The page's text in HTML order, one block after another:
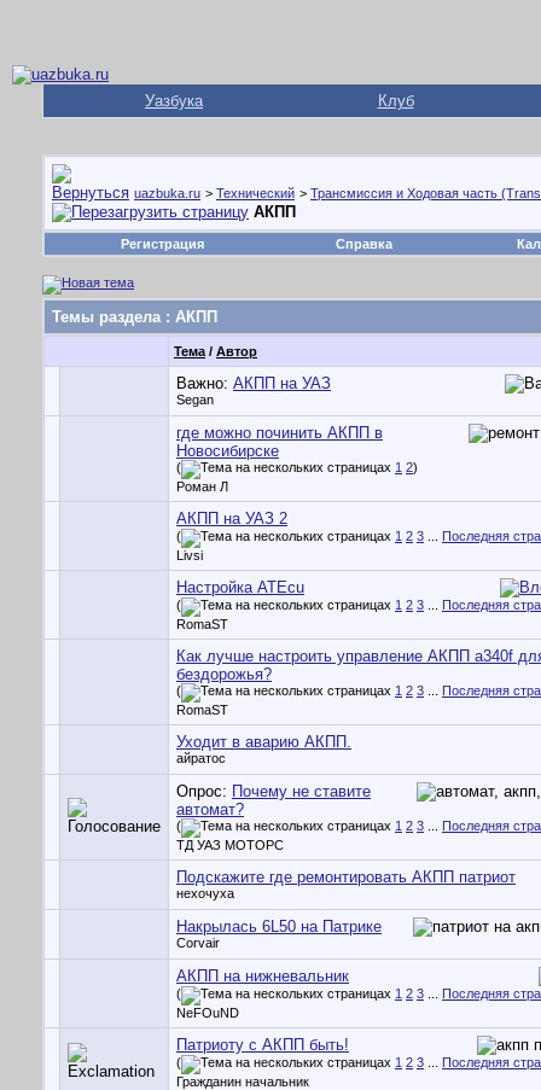
Уазбука Клуб
uazbuka.ru > Технический > Трансмиссия и Ходовая часть
АКПП
Регистрация Справка
Темы раздела: АКПП
Тема / Автор
Важно: АКПП на УАЗ
Segan
где можно починить АКПП в
Новосибирске
( 1 2)
Роман Л
АКПП на УАЗ 2
( 1 2 3
Последняя
Livsi
Настройка ATEcu
( 1 2 3
Последняя
RomaST
Как лучше настроить управление АКПП a340f
бездорожья?
( 1 2 3
Последняя
RomaST
Уходит в аварию АКПП.
айратос
Опрос: Почему не ставите
автомат?
( 1 2 3
Последняя
ТД УАЗ МОТОРС
Подскажите где ремонтировать АКПП патриот
нехочуха
Накрылась 6L50 на Патрике
Corvair
АКПП на нижневальник
( 1 2 3
Последняя
NeFOuND
Патриоту с АКПП быть!
( 1 2 3
Последняя
Гражданин начальник